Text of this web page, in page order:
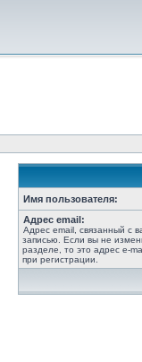
Имя пользователя:
Адрес email:
Адрес email, связанный с
записью. Если вы не
разделе, то это адрес e-
при регистрации.